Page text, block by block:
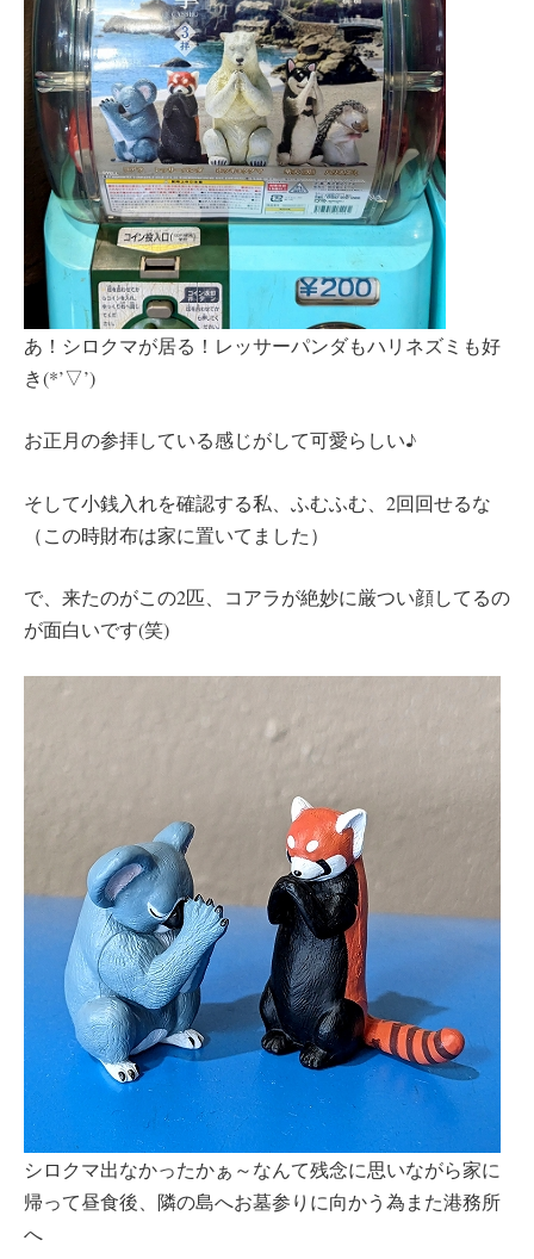
あ！シロクマが居る！レッサーパンダもハリネズミも好
き(*’▽’)
お正月の参拝している感じがして可愛らしい♪
そして小銭入れを確認する私、ふむふむ、2回回せるな
（この時財布は家に置いてました）
で、来たのがこの2匹、コアラが絶妙に厳つい顔してるの
が面白いです(笑)
シロクマ出なかったかぁ～なんて残念に思いながら家に
帰って昼食後、隣の島へお墓参りに向かう為また港務所
へ